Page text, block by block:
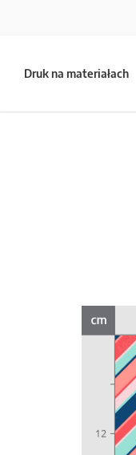
Druk na materiałach